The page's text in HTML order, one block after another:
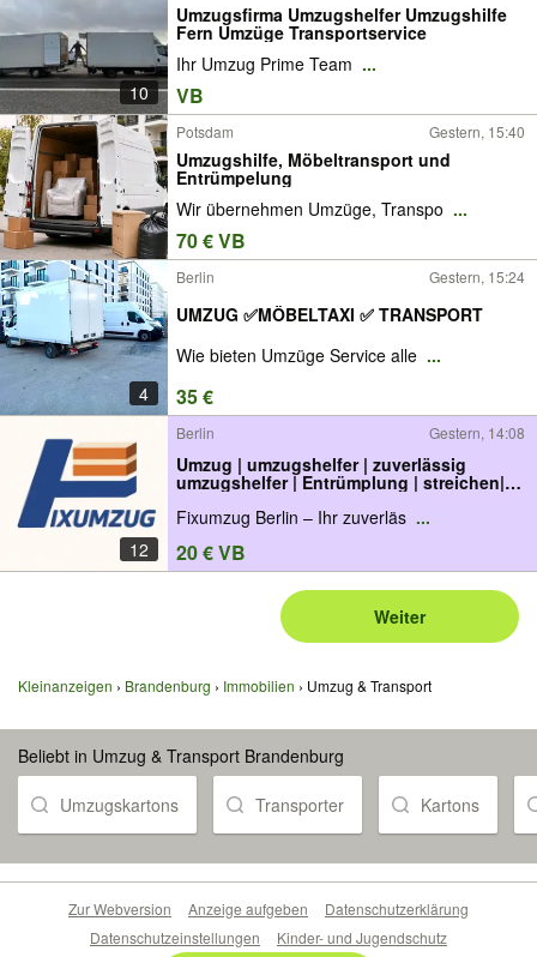
10
Umzugsfirma Umzugshelfer Umzugshilfe
Fern Umzüge Transportservice
Ihr Umzug Prime Team ...
VB
Potsdam Gestern, 15:40
Umzugshilfe, Möbeltransport und
Entrümpelung
Wir übernehmen Umzüge, Transpo ...
70 € VB
4
Berlin Gestern, 15:24
UMZUG ✅MÖBELTAXI ✅ TRANSPORT
Wie bieten Umzüge Service alle ...
35 €
12
Berlin Gestern, 14:08
Umzug | umzugshelfer | zuverlässig
umzugshelfer | Entrümplung | streichen|
Umzugsfirma
Fixumzug Berlin – Ihr zuverläs ...
20 € VB
Weiter
Kleinanzeigen Brandenburg Immobilien Umzug & Transport
Beliebt in Umzug & Transport Brandenburg
Umzugskartons Transporter Kartons
Zur Webversion Anzeige aufgeben
Datenschutzerklärung
Datenschutzeinstellungen
Kinder- und Jugendschutz